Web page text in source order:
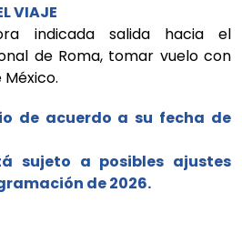
VIAJE
indicada salida hacia el
de Roma, tomar vuelo con
de acuerdo a su fecha de
sujeto a posibles ajustes
de 2026.